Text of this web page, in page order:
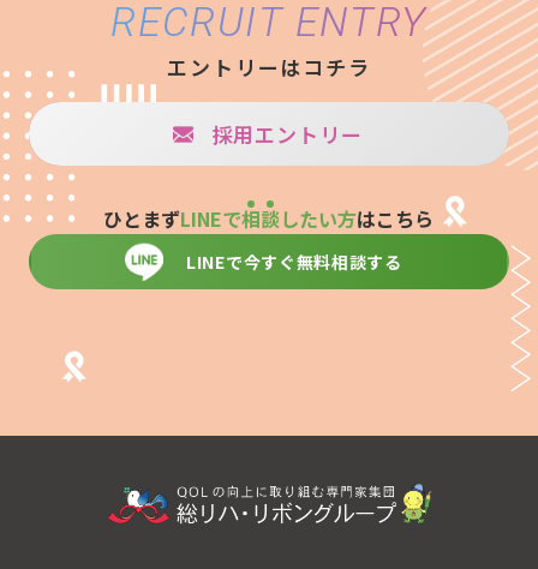
RECRUIT ENTRY
エントリーはコチラ
採用エントリー
ひとまずLINEで相談したい方はこちら
LINEで今すぐ無料相談する